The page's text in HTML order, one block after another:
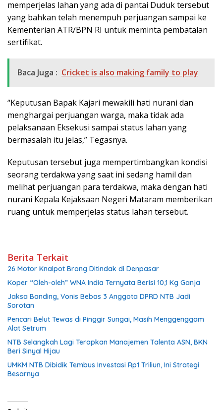
memperjelas lahan yang ada di pantai Duduk tersebut
yang bahkan telah menempuh perjuangan sampai ke
Kementerian ATR/BPN RI untuk meminta pembatalan
sertifikat.
Baca Juga : Cricket is also making family to play
“Keputusan Bapak Kajari mewakili hati nurani dan
menghargai perjuangan warga, maka tidak ada
pelaksanaan Eksekusi sampai status lahan yang
bermasalah itu jelas,” Tegasnya.
Keputusan tersebut juga mempertimbangkan kondisi
seorang terdakwa yang saat ini sedang hamil dan
melihat perjuangan para terdakwa, maka dengan hati
nurani Kepala Kejaksaan Negeri Mataram memberikan
ruang untuk memperjelas status lahan tersebut.
Berita Terkait
26 Motor Knalpot Brong Ditindak di Denpasar
Koper “Oleh-oleh” WNA India Ternyata Berisi 10,1 Kg Ganja
Jaksa Banding, Vonis Bebas 3 Anggota DPRD NTB Jadi
Sorotan
Pencari Belut Tewas di Pinggir Sungai, Masih Menggenggam
Alat Setrum
NTB Selangkah Lagi Terapkan Manajemen Talenta ASN, BKN
Beri Sinyal Hijau
UMKM NTB Dibidik Tembus Investasi Rp1 Triliun, Ini Strategi
Besarnya